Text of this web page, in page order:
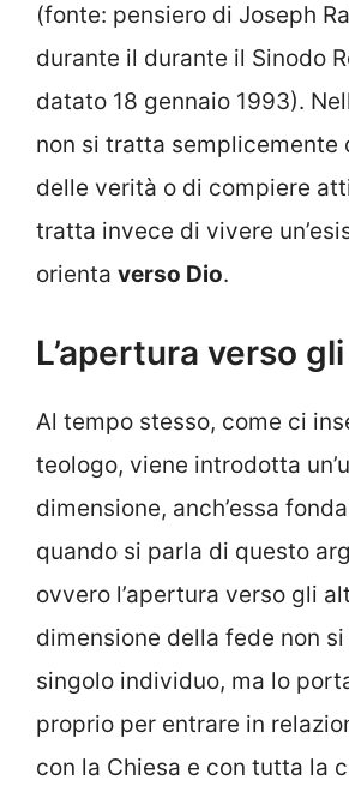
(fonte: pensiero di Joseph
durante il durante il Sinodo
datato 18 gennaio 1993).
non si tratta semplicemente
delle verità o di compiere
tratta invece di vivere
orienta verso Dio.
L’apertura verso
Al tempo stesso, come ci
teologo, viene introdotta
dimensione, anch’essa
quando si parla di questo
ovvero l’apertura verso gli
dimensione della fede non
singolo individuo, ma lo
proprio per entrare in
con la Chiesa e con tutta la